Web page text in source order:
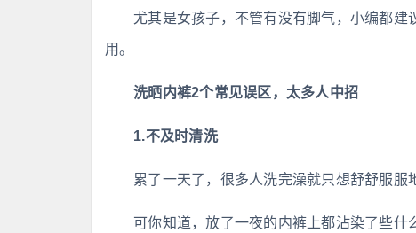
尤其是女孩子，不管有没有脚气，小编都
用。
洗晒内裤2个常见误区，太多人中招
1.不及时清洗
累了一天了，很多人洗完澡就只想舒舒服服
可你知道，放了一夜的内裤上都沾染了些什